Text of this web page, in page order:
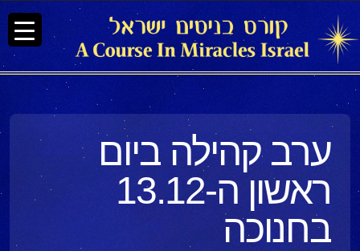
ערב קהילה ביום
ראשון ה-13.12
בחנוכה